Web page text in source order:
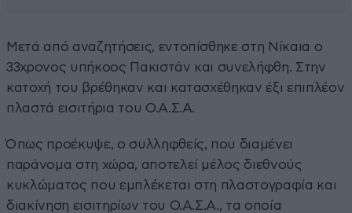
Μετά από αναζητήσεις, εντοπίσθηκε στη Νίκαια ο
33χρονος υπήκοος Πακιστάν και συνελήφθη. Στην
κατοχή του βρέθηκαν και κατασχέθηκαν έξι επιπλέον
πλαστά εισιτήρια του Ο.Α.Σ.Α.
Όπως προέκυψε, ο συλληφθείς, που διαμένει
παράνομα στη χώρα, αποτελεί μέλος διεθνούς
κυκλώματος που εμπλέκεται στη πλαστογραφία και
διακίνηση εισιτηρίων του Ο.Α.Σ.Α., τα οποία